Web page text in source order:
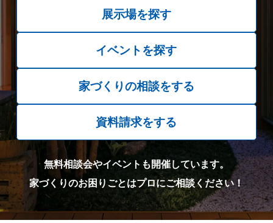
展示場を探す
イベントを探す
家づくりの相談をする
資料請求をする
無料相談会やイベントも開催しています。
家づくりのお困りごとはプロにご相談ください！